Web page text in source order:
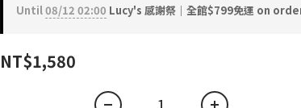
Until08/12 02:00 Lucy's 感謝祭｜全館$799免運 on
NT$1,580